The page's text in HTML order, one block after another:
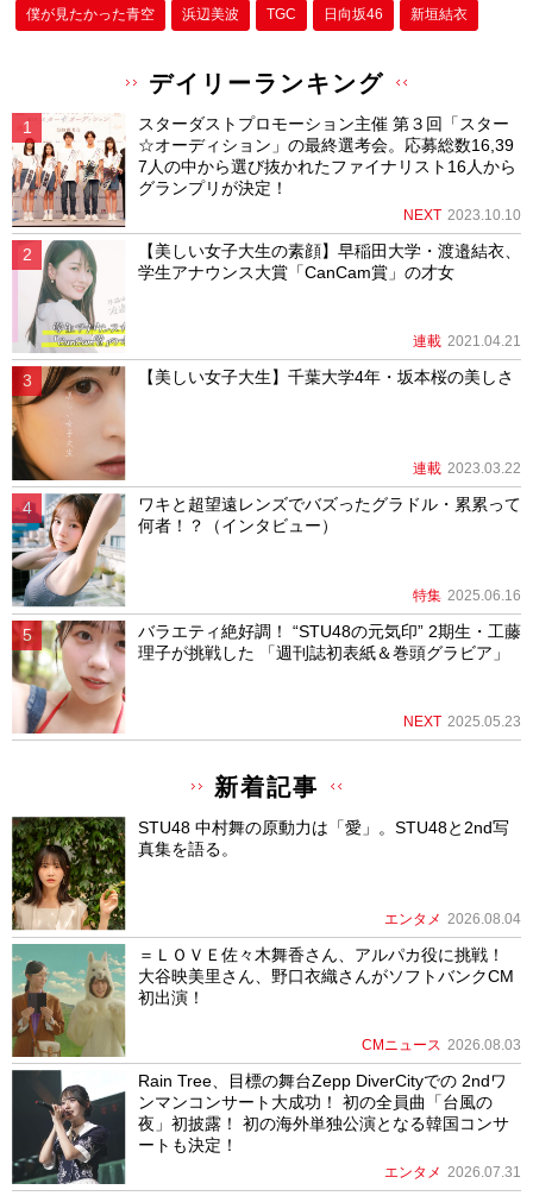
僕が⾒たかった⻘空 浜辺美波 TGC 日向坂46 新垣結衣
デイリーランキング
スターダストプロモーション主催 第３回「スター
☆オーディション」の最終選考会。応募総数16,39
7人の中から選び抜かれたファイナリスト16人から
グランプリが決定！
NEXT 2023.10.10
【美しい女子大生の素顔】早稲田大学・渡邉結衣、
学生アナウンス大賞「CanCam賞」の才女
連載 2021.04.21
【美しい女子大生】千葉大学4年・坂本桜の美しさ
連載 2023.03.22
ワキと超望遠レンズでバズったグラドル・累累って
何者！？（インタビュー）
特集 2025.06.16
バラエティ絶好調！ “STU48の元気印” 2期生・工藤
理子が挑戦した 「週刊誌初表紙＆巻頭グラビア」
NEXT 2025.05.23
新着記事
STU48 中村舞の原動力は「愛」。STU48と2nd写
真集を語る。
エンタメ 2026.08.04
＝ＬＯＶＥ佐々木舞香さん、アルパカ役に挑戦！
大谷映美里さん、野口衣織さんがソフトバンクCM
初出演！
CMニュース 2026.08.03
Rain Tree、目標の舞台Zepp DiverCityでの 2ndワ
ンマンコンサート大成功！ 初の全員曲「台風の
夜」初披露！ 初の海外単独公演となる韓国コンサ
ートも決定！
エンタメ 2026.07.31